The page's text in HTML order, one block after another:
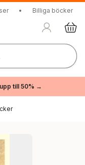
• Billiga böcker
till 50% →